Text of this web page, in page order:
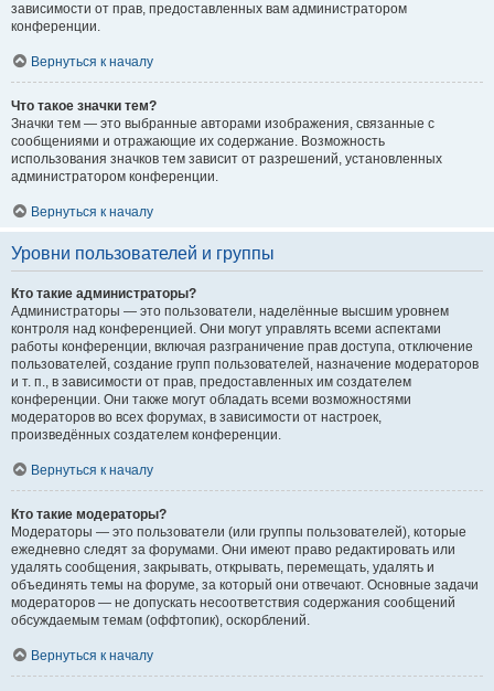
зависимости от прав, предоставленных вам администратором
конференции.
Вернуться к началу
Что такое значки тем?
Значки тем — это выбранные авторами изображения, связанные с
сообщениями и отражающие их содержание. Возможность
использования значков тем зависит от разрешений, установленных
администратором конференции.
Вернуться к началу
Уровни пользователей и группы
Кто такие администраторы?
Администраторы — это пользователи, наделённые высшим уровнем
контроля над конференцией. Они могут управлять всеми аспектами
работы конференции, включая разграничение прав доступа, отключение
пользователей, создание групп пользователей, назначение модераторов
и т. п., в зависимости от прав, предоставленных им создателем
конференции. Они также могут обладать всеми возможностями
модераторов во всех форумах, в зависимости от настроек,
произведённых создателем конференции.
Вернуться к началу
Кто такие модераторы?
Модераторы — это пользователи (или группы пользователей), которые
ежедневно следят за форумами. Они имеют право редактировать или
удалять сообщения, закрывать, открывать, перемещать, удалять и
объединять темы на форуме, за который они отвечают. Основные задачи
модераторов — не допускать несоответствия содержания сообщений
обсуждаемым темам (оффтопик), оскорблений.
Вернуться к началу